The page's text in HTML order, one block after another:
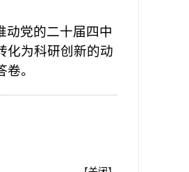
动党的二十届四中
化为科研创新的动
。